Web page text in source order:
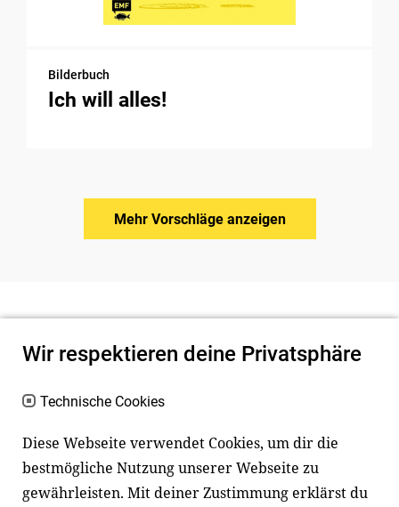
Bilderbuch
Ich will alles!
Mehr Vorschläge anzeigen
Newsletter
Wir respektieren deine Privatsphäre
Technische Cookies
Diese Webseite verwendet Cookies, um dir die
bestmögliche Nutzung unserer Webseite zu
gewährleisten. Mit deiner Zustimmung erklärst du